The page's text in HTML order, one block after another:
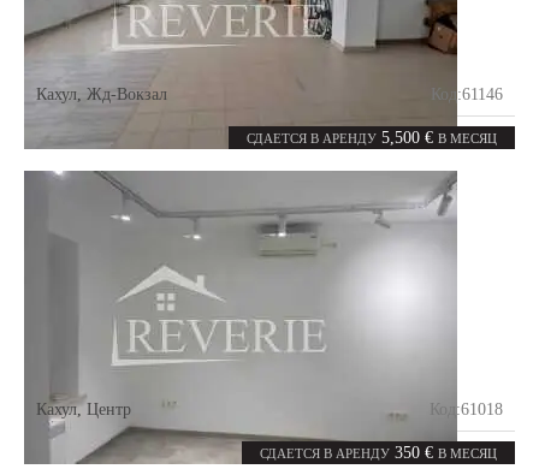
СДАЕТСЯ В АРЕНДУ 5,500 € В МЕСЯЦ
Кахул Жд-Вокзал Код:61146
комнат 1350m²
СДАЕТСЯ В АРЕНДУ 350 € В МЕСЯЦ
Кахул, Центр Код:61018
1комната 30m²